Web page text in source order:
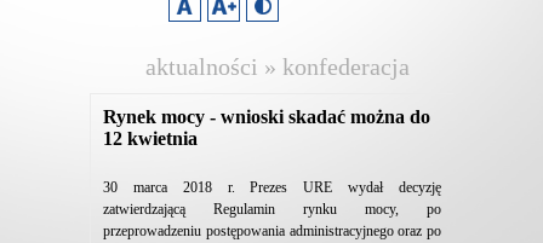
aktualności » konfederacja
Rynek mocy - wnioski skadać można do
12 kwietnia
30 marca 2018 r. Prezes URE wydał decyzję
zatwierdzającą Regulamin rynku mocy, po
przeprowadzeniu postępowania administracyjnego oraz po